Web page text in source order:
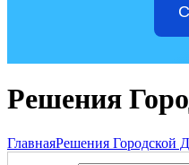
Решения
ГлавнаяРешения Городской